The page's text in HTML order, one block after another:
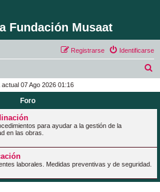
Fundación Musaat
Identificarse
Registrarse
c
actual 07 Ago 2026 01:16
Foro
para ayudar a la gestión de la
en las obras.
laborales. Medidas preventivas y de seguridad.